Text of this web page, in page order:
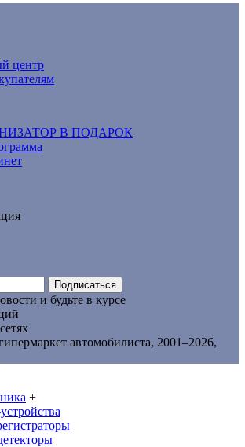
центр
В ПОДАРОК
Подписаться
и будьте в курсе
автомобилиста, 2001–2026,
+